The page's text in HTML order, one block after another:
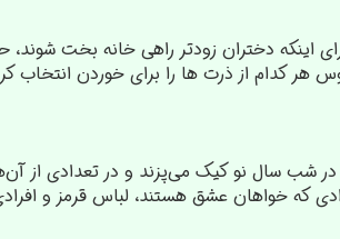
اینکه دختران زودتر راهی خانه بخت
هر کدام از ذرت ها را برای خوردن
در شب سال نو کیک می‌پزند و در تعدادی از
که خواهان عشق هستند، لباس قرمز و